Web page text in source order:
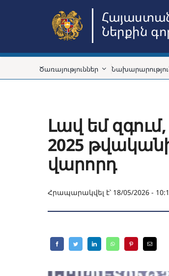
Ներքին
Ծառայություններ
Լավ եմ
2025
վարորդ
Հրապարակվել է՝ 18/05/2026 -